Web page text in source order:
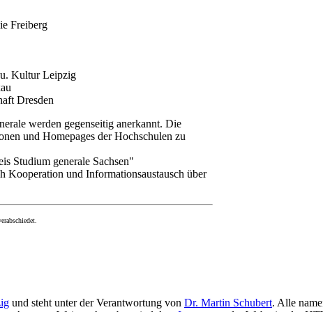
Freiberg
u. Kultur Leipzig
Dresden
werden gegenseitig anerkannt. Die
und Homepages der Hochschulen zu
Studium generale Sachsen"
Kooperation und Informationsaustausch über
und steht unter der Verantwortung von Dr. Martin Schubert. Alle